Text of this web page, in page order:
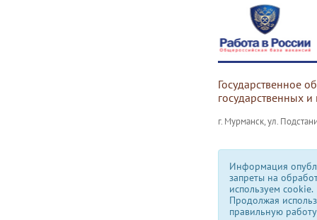
Государственное
государственных
г. Мурманск, ул.
Информация
запреты на
используем сookie.
Продолжая
правильную